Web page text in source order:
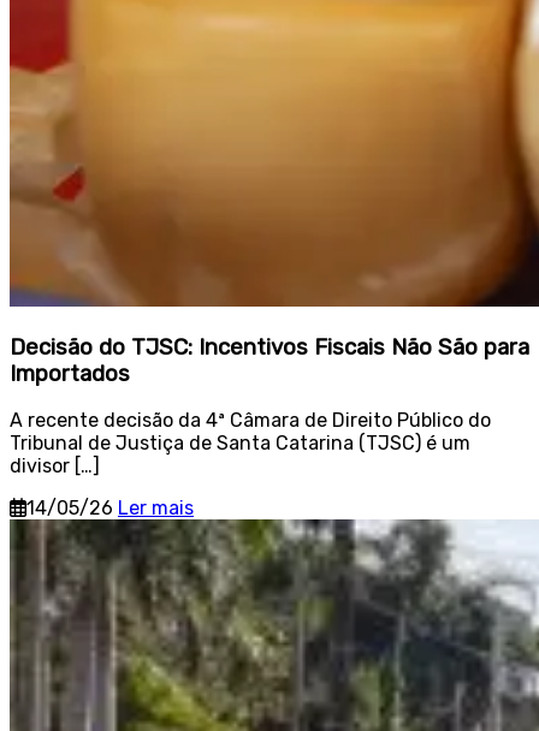
Decisão do TJSC: Incentivos Fiscais Não São para
Importados
A recente decisão da 4ª Câmara de Direito Público do
Tribunal de Justiça de Santa Catarina (TJSC) é um
divisor […]
14/05/26 Ler mais